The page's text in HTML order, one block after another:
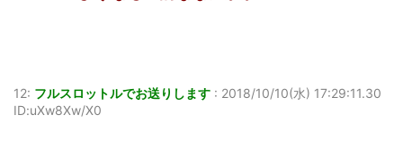
12: フルスロットルでお送りします : 2018/10/10(水) 17:29:11.30
ID:uXw8Xw/X0